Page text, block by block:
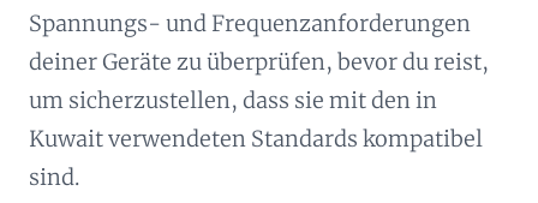
Spannungs- und Frequenzanforderungen
deiner Geräte zu überprüfen, bevor du reist,
um sicherzustellen, dass sie mit den in
Kuwait verwendeten Standards kompatibel
sind.